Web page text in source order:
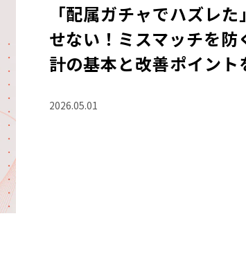
「配属ガチャでハズレ
せない！ミスマッチを防
計の基本と改善ポイント
2026.05.01